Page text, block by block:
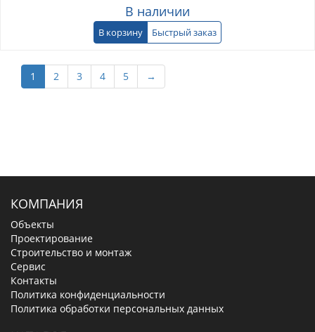
В наличии
В корзину Быстрый заказ
1 2 3 4 5 →
КОМПАНИЯ
Объекты
Проектирование
Строительство и монтаж
Сервис
Контакты
Политика конфиденциальности
Политика обработки персональных данных